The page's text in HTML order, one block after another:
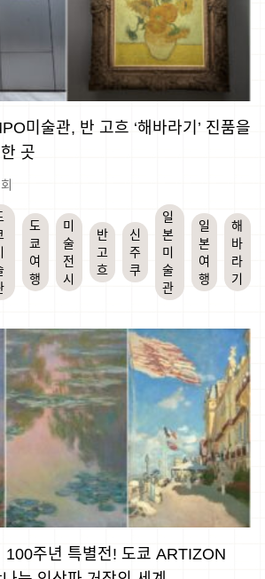
미술관, 반 고흐 ‘해바라기’ 진품을
곳
도
쿄
여
행
미
술
전
시
반
고
흐
신
주
쿠
일
본
미
술
관
일
본
여
행
해
바
라
기
100주년 특별전! 도쿄 ARTIZON